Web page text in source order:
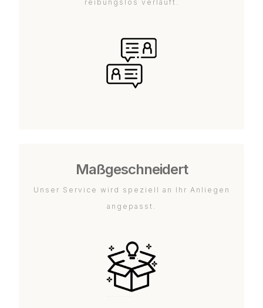
reibungslos verläuft.
Maßgeschneidert
Unser Service wird speziell an Ihr Anliegen
angepasst.